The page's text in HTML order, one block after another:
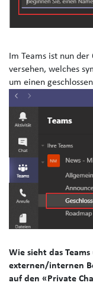
Im Teams ist nun
versehen, welches
um einen
Wie sieht das
externen/internen
auf den «Private